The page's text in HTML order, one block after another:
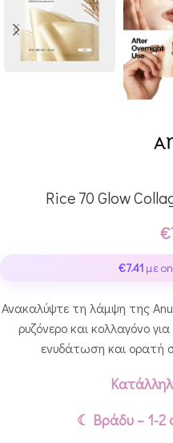
Rice 70 Glow
€
€7.41με
Ανακαλύψτε τη λάμψη της
ρυζόνερο και κολλαγόνο
ενυδάτωση και ορατή
☾ Βράδυ – 1-2